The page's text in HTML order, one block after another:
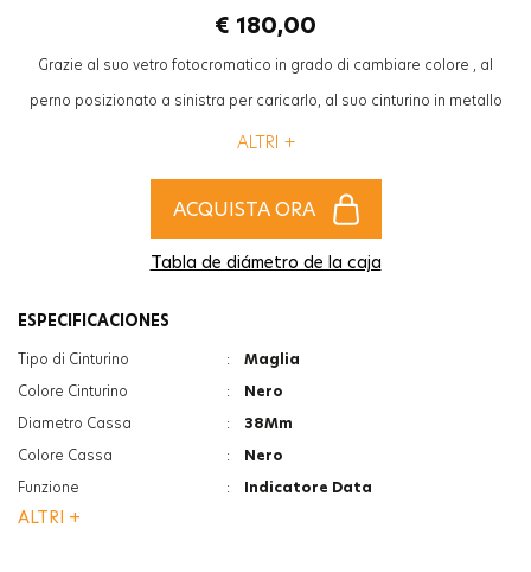
€ 180,00
Grazie al suo vetro fotocromatico in grado di cambiare colore , al
perno posizionato a sinistra per caricarlo, al suo cinturino in metallo
mesh ad aspetto “cool”, la collezione “Breezy” Welder Moody sarà
ALTRI +
ACQUISTA ORA
Tabla de diámetro de la caja
ESPECIFICACIONES
Tipo di Cinturino :
Maglia
Colore Cinturino
:
Nero
Diametro Cassa
:
38Mm
Colore Cassa
:
Nero
Funzione
:
Indicatore Data
Vetro
ALTRI +